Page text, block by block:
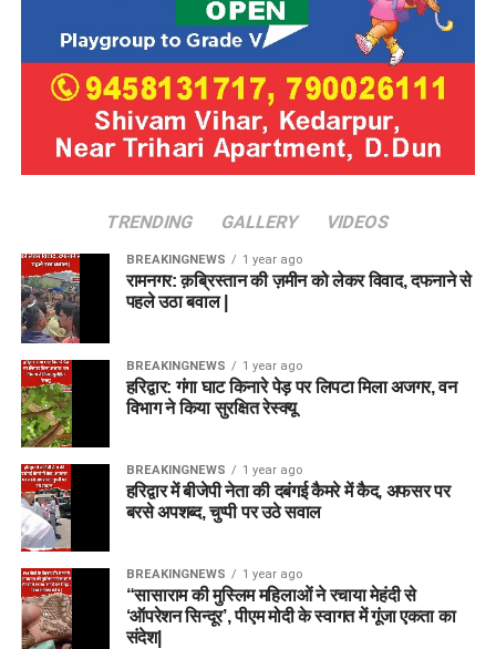
TRENDING GALLERY VIDEOS
BREAKINGNEWS 1 year ago
रामनगर: क़ब्रिस्तान की ज़मीन को लेकर विवाद, दफनाने से
पहले उठा बवाल |
BREAKINGNEWS 1 year ago
हरिद्वार: गंगा घाट किनारे पेड़ पर लिपटा मिला अजगर, वन
विभाग ने किया सुरक्षित रेस्क्यू
BREAKINGNEWS 1 year ago
हरिद्वार में बीजेपी नेता की दबंगई कैमरे में कैद, अफसर पर
बरसे अपशब्द, चुप्पी पर उठे सवाल
BREAKINGNEWS 1 year ago
“सासाराम की मुस्लिम महिलाओं ने रचाया मेहंदी से
‘ऑपरेशन सिन्दूर’, पीएम मोदी के स्वागत में गूंजा एकता का
संदेश|